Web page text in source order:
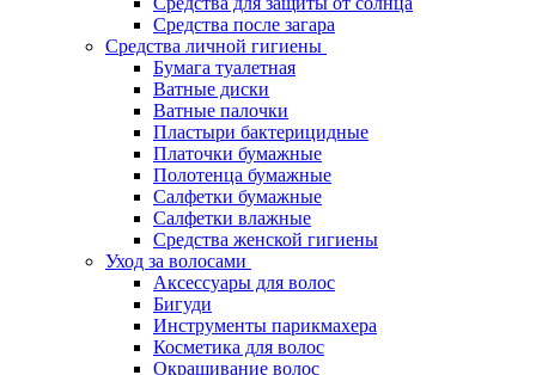
Средства после загара
Средства личной гигиены
Бумага туалетная
Ватные диски
Ватные палочки
Пластыри бактерицидные
Платочки бумажные
Полотенца бумажные
Салфетки бумажные
Салфетки влажные
Средства женской гигиены
Уход за волосами
Аксессуары для волос
Бигуди
Инструменты парикмахера
Косметика для волос
Окрашивание волос